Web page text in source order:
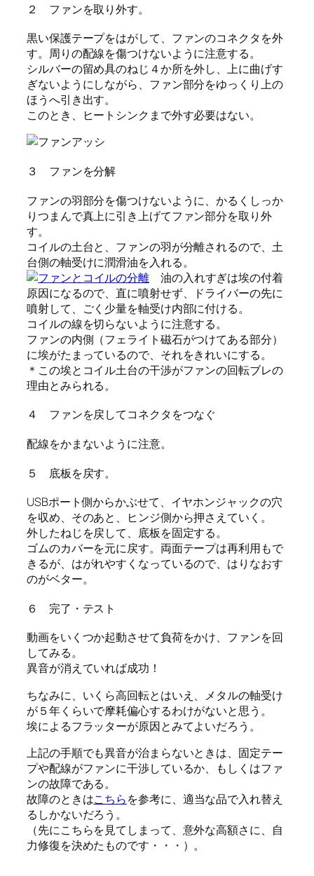
２ ファンを取り外す。
黒い保護テープをはがして、ファンのコネクタを外
す。周りの配線を傷つけないように注意する。
シルバーの留め具のねじ４か所を外し、上に曲げす
ぎないようにしながら、ファン部分をゆっくり上の
ほうへ引き出す。
このとき、ヒートシンクまで外す必要はない。
３ ファンを分解
ファンの羽部分を傷つけないように、かるくしっか
りつまんで真上に引き上げてファン部分を取り外
す。
コイルの土台と、ファンの羽が分離されるので、土
台側の軸受けに潤滑油を入れる。
油の入れすぎは埃の付着
原因になるので、直に噴射せず、ドライバーの先に
噴射して、ごく少量を軸受け内部に付ける。
コイルの線を切らないように注意する。
ファンの内側（フェライト磁石がつけてある部分）
に埃がたまっているので、それをきれいにする。
＊この埃とコイル土台の干渉がファンの回転ブレの
理由とみられる。
４ ファンを戻してコネクタをつなぐ
配線をかまないように注意。
５ 底板を戻す。
USBポート側からかぶせて、イヤホンジャックの穴
を収め、そのあと、ヒンジ側から押さえていく。
外したねじを戻して、底板を固定する。
ゴムのカバーを元に戻す。両面テープは再利用もで
きるが、はがれやすくなっているので、はりなおす
のがベター。
６ 完了・テスト
動画をいくつか起動させて負荷をかけ、ファンを回
してみる。
異音が消えていれば成功！
ちなみに、いくら高回転とはいえ、メタルの軸受け
が５年くらいで摩耗偏心するわけがないと思う。
埃によるフラッターが原因とみてよいだろう。
上記の手順でも異音が治まらないときは、固定テー
プや配線がファンに干渉しているか、もしくはファ
ンの故障である。
故障のときはこちらを参考に、適当な品で入れ替え
るしかないだろう。
（先にこちらを見てしまって、意外な高額さに、自
力修復を決めたものです・・・）。